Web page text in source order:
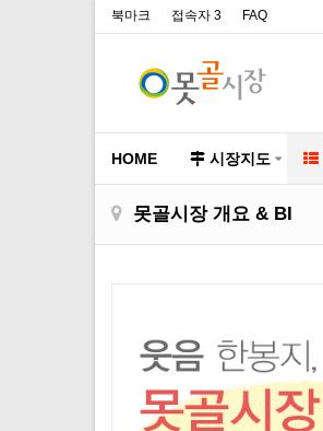
북마크 접속자 3 FAQ
HOME 시장지도
못골시장 개요 & BI